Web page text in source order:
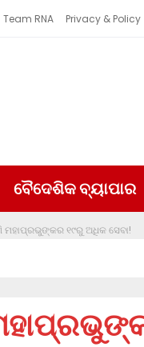
Team RNA Privacy & Policy
ବୈଦେଶିକ ବ୍ୟାପାର
ମହାପ୍ରଭୁଙ୍କର ୧୯ରୁ ଅଧିକ ସେବା!